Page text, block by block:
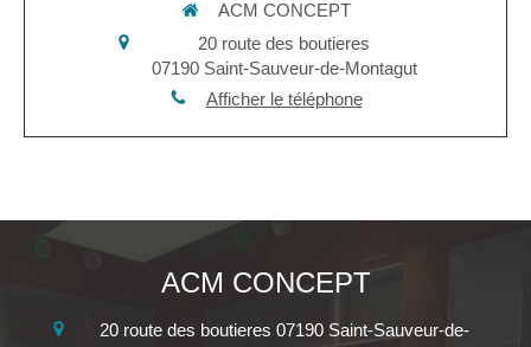
ACM CONCEPT
20 route des boutieres
07190 Saint-Sauveur-de-Montagut
Afficher le téléphone
ACM CONCEPT
20 route des boutieres 07190 Saint-Sauveur-de-